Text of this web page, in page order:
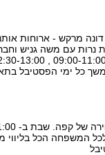
דונה מרקש - ארוחות
הדלקת נרות עם משה
כל ימי הפסטיבל
לכל המשפחה הכל